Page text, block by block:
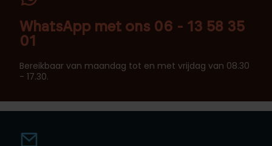
WhatsApp met ons 06 - 13 58 35
01
Bereikbaar van maandag tot en met vrijdag van 08.30
- 17.30.